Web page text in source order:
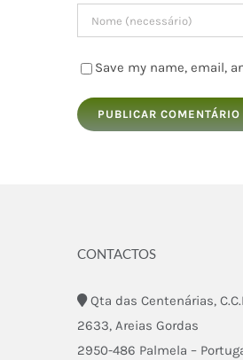
Save my name, email,
CONTACTOS
Qta das Centenárias,
2633, Areias Gordas
2950-486 Palmela –